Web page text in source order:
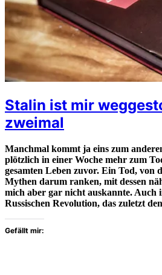
Stalin ist mir
zweimal
Manchmal kommt ja eins zum
plötzlich in einer Woche mehr zum
gesamten Leben zuvor. Ein Tod, von
Mythen darum ranken, mit dessen
mich aber gar nicht auskannte. Auch
Russischen Revolution, das zuletzt
Gefällt mir: